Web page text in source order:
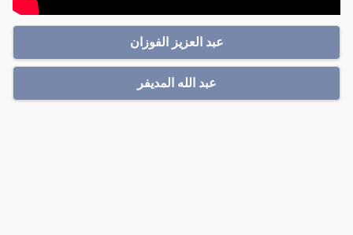
عبد العزيز الفوزان
عبد الله المديفر